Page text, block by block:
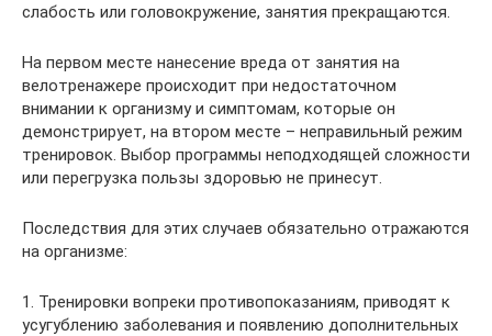
слабость или головокружение, занятия прекращаются.
На первом месте нанесение вреда от занятия на
велотренажере происходит при недостаточном
внимании к организму и симптомам, которые он
демонстрирует, на втором месте – неправильный режим
тренировок. Выбор программы неподходящей сложности
или перегрузка пользы здоровью не принесут.
Последствия для этих случаев обязательно отражаются
на организме:
1. Тренировки вопреки противопоказаниям, приводят к
усугублению заболевания и появлению дополнительных